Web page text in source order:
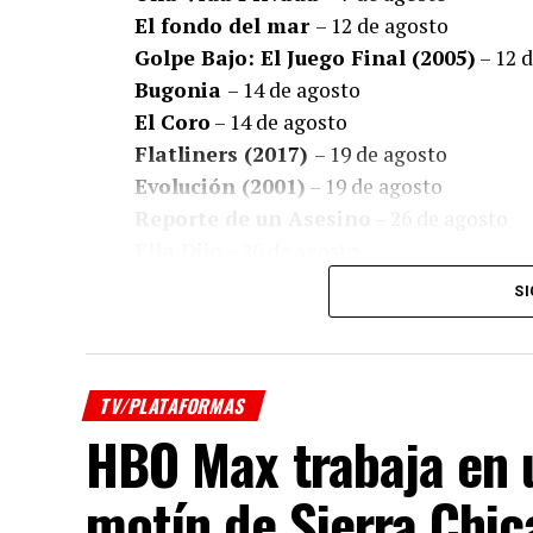
Producida por3 C Films,Che Contenidos
encontrará disponible enPrime Video.
El fondo del mar – 12 de agosto
Golpe Bajo: El Juego Final (2005) – 12
Bugonia – 14 de agosto
El Coro – 14 de agosto
Flatliners (2017) – 19 de agosto
Evolución (2001) – 19 de agosto
– 26 de agosto
Ricki and the Flash: Entre la Fama y
Series
El Huésped Oculto – 7 de agosto
Linternas
– 16 de agosto
TV/PLATAFORMAS
HBO Max trabaja